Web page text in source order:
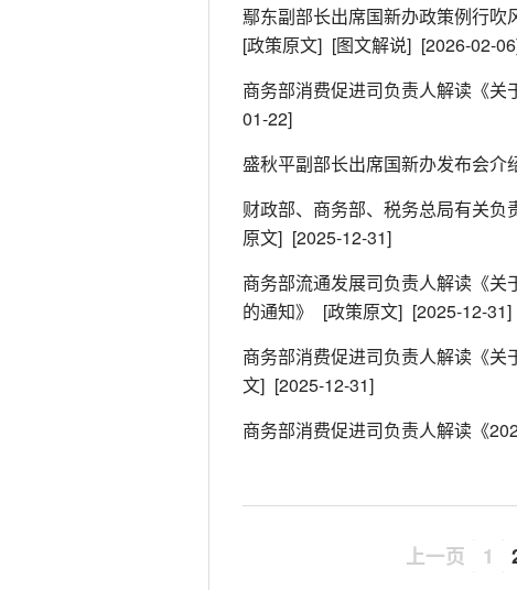
鄢东副部长出席国新办政策例行
[政策原文] [图文解说] [2026-02-
商务部消费促进司负责人解读《关
01-22]
盛秋平副部长出席国新办发布会介
财政部、商务部、税务总局有关
原文] [2025-12-31]
商务部流通发展司负责人解读《
的通知》
[政策原文] [2025-12-31]
商务部消费促进司负责人解读《关
文] [2025-12-31]
商务部消费促进司负责人解读《
上一页 1